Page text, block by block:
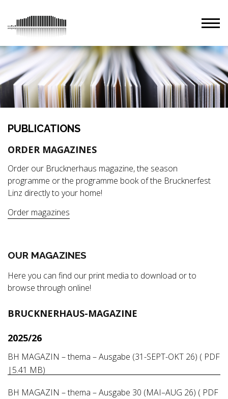
PUBLICATIONS
ORDER MAGAZINES
Order our Brucknerhaus magazine, the season
programme or the programme book of the Brucknerfest
Linz directly to your home!
Order magazines
OUR MAGAZINES
Here you can find our print media to download or to
browse through online!
BRUCKNERHAUS-MAGAZINE
2025/26
BH MAGAZIN – thema – Ausgabe (31-SEPT-OKT 26) ( PDF
|5.41 MB)
BH MAGAZIN – thema – Ausgabe 30 (MAI–AUG 26) ( PDF